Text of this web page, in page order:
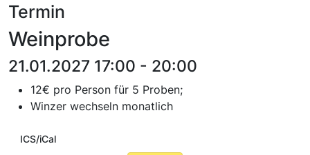
Termin
Weinprobe
21.01.2027 17:00 - 20:00
12€ pro Person für 5 Proben;
Winzer wechseln monatlich
ICS/iCal